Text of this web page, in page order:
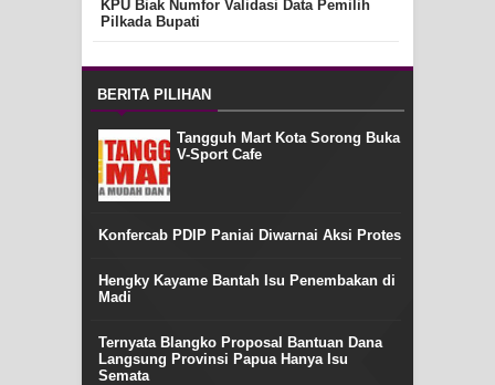
KPU Biak Numfor Validasi Data Pemilih
Pilkada Bupati
BERITA PILIHAN
Tangguh Mart Kota Sorong Buka
V-Sport Cafe
Konfercab PDIP Paniai Diwarnai Aksi Protes
Hengky Kayame Bantah Isu Penembakan di
Madi
Ternyata Blangko Proposal Bantuan Dana
Langsung Provinsi Papua Hanya Isu
Semata